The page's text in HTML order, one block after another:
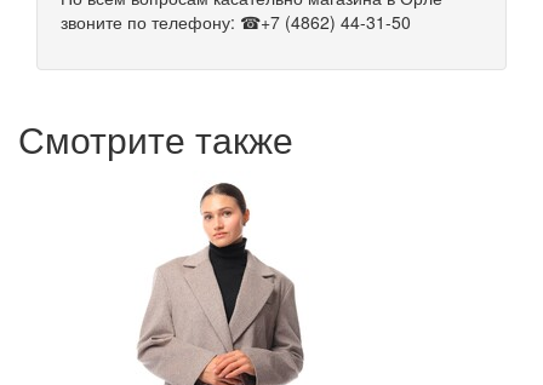
звоните по телефону: ☎+7 (4862) 44-31-50
Смотрите также